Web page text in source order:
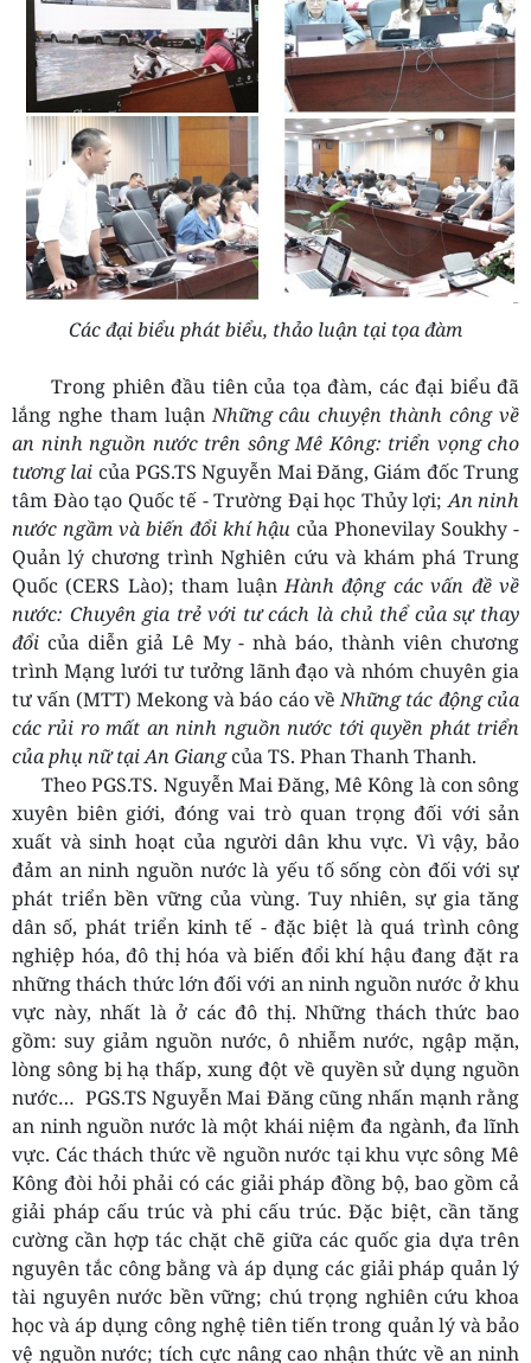
Các đại biểu phát biểu, thảo luận tại tọa đàm
Trong phiên đầu tiên của tọa đàm, các đại biểu đã
lắng nghe tham luậnNhững câu chuyện thành công về
an ninh nguồn nước trên sông Mê Kông: triển vọng cho
tương lai của PGS.TS Nguyễn Mai Đăng, Giám đốc Trung
tâm Đào tạo Quốc tế - Trường Đại học Thủy lợi;An ninh
nước ngầm và biến đổi khí hậu của Phonevilay Soukhy -
Quản lý chương trình Nghiên cứu và khám phá Trung
Quốc (CERS Lào); tham luậnHành động các vấn đề về
nước: Chuyên gia trẻ với tư cách là chủ thể của sự thay
đổi của diễn giả Lê My - nhà báo, thành viên chương
trình Mạng lưới tư tưởng lãnh đạo và nhóm chuyên gia
tư vấn (MTT) Mekong và báo cáo vềNhững tác động của
các rủi ro mất an ninh nguồn nước tới quyền phát triển
của phụ nữ tại An Giangcủa TS. Phan Thanh Thanh.
Theo PGS.TS. Nguyễn Mai Đăng, Mê Kông là con sông
xuyên biên giới, đóng vai trò quan trọng đối với sản
xuất và sinh hoạt của người dân khu vực. Vì vậy, bảo
đảm an ninh nguồn nước là yếu tố sống còn đối với sự
phát triển bền vững của vùng. Tuy nhiên, sự gia tăng
dân số, phát triển kinh tế - đặc biệt là quá trình công
nghiệp hóa, đô thị hóa và biến đổi khí hậu đang đặt ra
những thách thức lớn đối với an ninh nguồn nước ở khu
vực này, nhất là ở các đô thị. Những thách thức bao
gồm: suy giảm nguồn nước, ô nhiễm nước, ngập mặn,
lòng sông bị hạ thấp, xung đột về quyền sử dụng nguồn
nước… PGS.TS Nguyễn Mai Đăng cũng nhấn mạnh rằng
an ninh nguồn nước là một khái niệm đa ngành, đa lĩnh
vực. Các thách thức về nguồn nước tại khu vực sông Mê
Kông đòi hỏi phải có các giải pháp đồng bộ, bao gồm cả
giải pháp cấu trúc và phi cấu trúc. Đặc biệt, cần tăng
cường cần hợp tác chặt chẽ giữa các quốc gia dựa trên
nguyên tắc công bằng và áp dụng các giải pháp quản lý
tài nguyên nước bền vững; chú trọng nghiên cứu khoa
học và áp dụng công nghệ tiên tiến trong quản lý và bảo
vệ nguồn nước; tích cực nâng cao nhận thức về an ninh